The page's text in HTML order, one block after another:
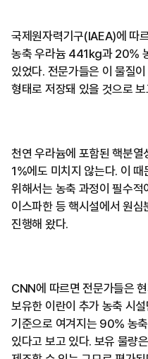
국제원자력기구(IAEA)에 따
농축 우라늄 441㎏과 20%
있었다. 전문가들은 이 물질
형태로 저장돼 있을 것으로
천연 우라늄에 포함된 핵분
1%에도 미치지 않는다. 이
위해서는 농축 과정이 필수
이스파한 등 핵시설에서 원
진행해 왔다.
CNN에 따르면 전문가들은
보유한 이란이 추가 농축 시
기준으로 여겨지는 90% 농
있다고 보고 있다. 보유 물량